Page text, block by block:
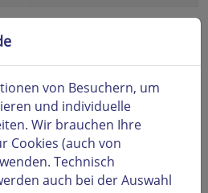
Google Fonts
Die Fonts werden lokal auf
von Besuchern, um
und individuelle
Wir brauchen Ihre
Cookies (auch von
Technisch
auch bei der Auswahl